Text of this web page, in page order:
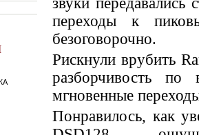
переходы к
безоговорочно.
Рискнули врубить
разборчивость
мгновенные
Понравилось, как